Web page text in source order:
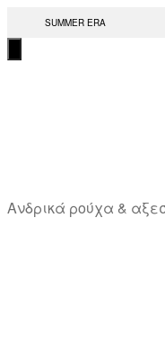
Μετάβαση
στο
περιεχόμενο
SUMMER ERA
Ανδρικά ρούχα &